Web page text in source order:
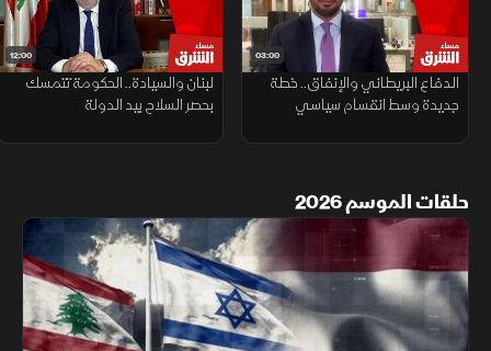
03:00
الدفاع البريطاني والإنفاق.. خطة
جديدة وسط انقسام سياسي
12:00
لبنان والسيادة.. الحكومة تتمسك
بحصر السلاح بيد الدولة
حلقات الموسم 2026